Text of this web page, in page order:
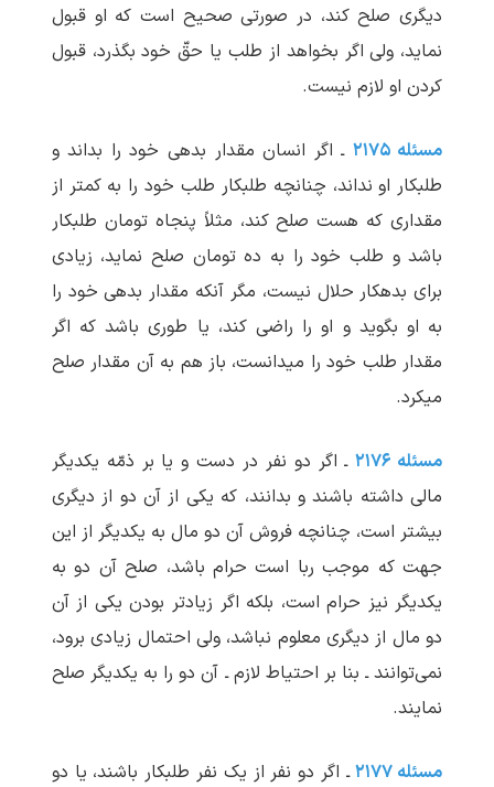
دیگری صلح کند، در صورتی صحیح است که او قبول
نماید، ولی اگر بخواهد از طلب یا حقّ خود بگذرد، قبول
کردن او لازم نیست.
مسئله ۲۱۷۵
ـ اگر انسان مقدار بدهی خود را بداند و
طلبکار او نداند، چنانچه طلبکار طلب خود را به کمتر از
مقداری که هست صلح کند، مثلاً پنجاه تومان طلبکار
باشد و طلب خود را به ده تومان صلح نماید، زیادی
برای بدهکار حلال نیست، مگر آنکه مقدار بدهی خود را
به او بگوید و او را راضی کند، یا طوری باشد که اگر
مقدار طلب خود را می‏دانست، باز هم به آن مقدار صلح
می‏کرد.
مسئله ۲۱۷۶
ـ اگر دو نفر در دست و یا بر ذمّه یکدیگر
مالی داشته باشند و بدانند، که یکی از آن دو از دیگری
بیشتر است، چنانچه فروش آن دو مال به یکدیگر از این
جهت که موجب ربا است حرام باشد، صلح آن دو به
یکدیگر نیز حرام است، بلکه اگر زیادتر بودن یکی از آن
دو مال از دیگری معلوم نباشد، ولی احتمال زیادی برود،
نمی‌توانند ـ بنا بر احتیاط لازم ـ آن دو را به یکدیگر صلح
نمایند.
مسئله ۲۱۷۷
ـ اگر دو نفر از یک نفر طلبکار باشند، یا دو